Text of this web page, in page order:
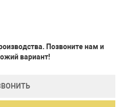
Позвоните нам и
вариант!